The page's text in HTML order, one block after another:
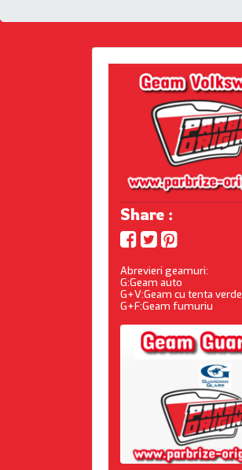
Share :
Abrevieri geamuri:
G:Geam auto
G+V:Geam cu tenta verde
G+F:Geam fumuriu